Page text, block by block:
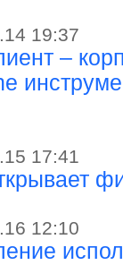
19:37
–
17:41
12:10